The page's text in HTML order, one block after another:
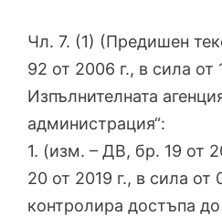
Чл. 7. (1) (Предишен
92 от 2006 г., в сила от
Изпълнителната
администрация“:
1. (изм. – ДВ, бр. 19 от
20 от 2019 г., в сила от
контролира достъпа